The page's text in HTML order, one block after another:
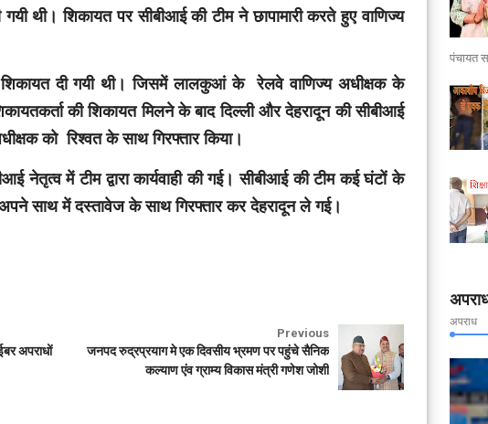
थी। शिकायत पर सीबीआई की टीम ने छापामारी करते हुए वाणिज्य
शिकायत दी गयी थी। जिसमें लालकुआं के रेलवे वाणिज्य अधीक्षक के
की शिकायत मिलने के बाद दिल्ली और देहरादून की सीबीआई
को रिश्वत के साथ गिरफ्तार किया।
नेतृत्व में टीम द्वारा कार्यवाही की गई। सीबीआई की टीम कई घंटों के
साथ में दस्तावेज के साथ गिरफ्तार कर देहरादून ले गई।
अपराधों
Previous
जनपद रुद्रप्रयाग मे एक दिवसीय भ्रमण पर पहुंचे सैनिक
कल्याण एंव ग्राम्य विकास मंत्री गणेश जोशी
पंचायत
अपराध